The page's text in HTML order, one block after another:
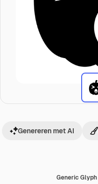
Generic Glyph
Genereren met AI